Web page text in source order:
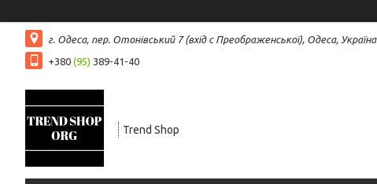
г. Одеса, пер. Отонівський 7 (вхід с Преображенської), Одеса, Україна
+380 (95) 389-41-40
Trend Shop